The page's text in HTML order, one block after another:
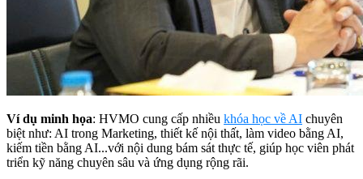
Ví dụ minh họa: HVMO cung cấp nhiều khóa học về AI chuyên
biệt như: AI trong Marketing, thiết kế nội thất, làm video bằng AI,
kiếm tiền bằng AI...với nội dung bám sát thực tế, giúp học viên phát
triển kỹ năng chuyên sâu và ứng dụng rộng rãi.